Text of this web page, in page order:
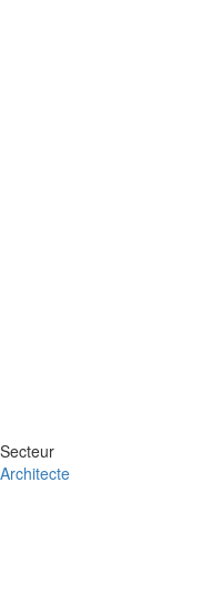
Secteur
Architecte